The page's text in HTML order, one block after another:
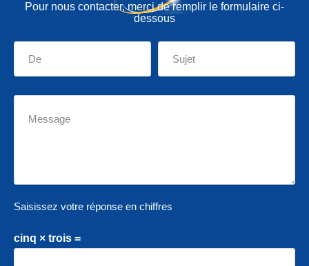
Pour nous contacter, merci de remplir le formulaire ci-
dessous
Saisissez votre réponse en chiffres
cinq × trois =